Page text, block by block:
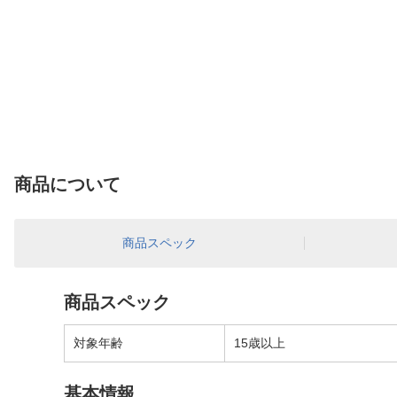
商品について
商品スペック
商品スペック
対象年齢 15歳以上